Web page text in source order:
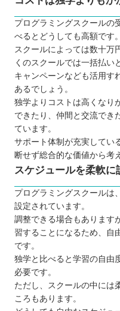
プログラミングスクールの
べるとどうしても高額です。
スクールによっては数十万
くのスクールでは一括払い
キャンペーンなども活用す
あるでしょう。
独学よりコストは高くなり
できたり、仲間と交流でき
ています。
サポート体制が充実してい
断せず総合的な価値から考
スケジュールを柔軟に
プログラミングスクールは
設定されています。
調整できる場合もあります
習することになるため、自
です。
独学と比べると学習の自由
必要です。
ただし、スクールの中には
ころもあります。